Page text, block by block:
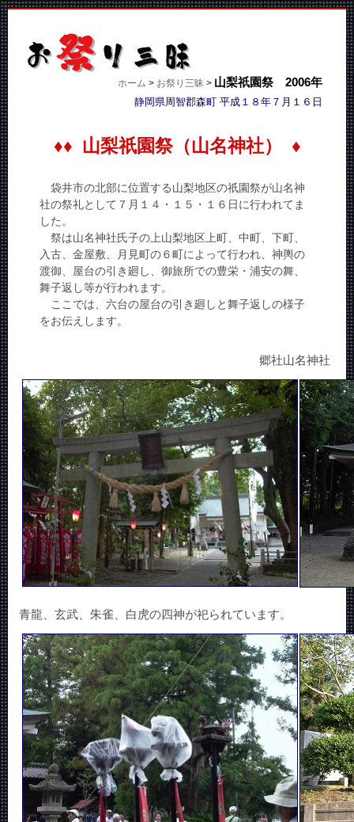
ホーム > お祭り三昧 > 山梨祇園祭 2006年
静岡県周智郡森町 平成１８年７月１６日
♦♦ 山梨祇園祭（山名神社） ♦
袋井市の北部に位置する山梨地区の祇園祭が山名神
社の祭礼として７月１４・１５・１６日に行われてま
した。
祭は山名神社氏子の上山梨地区上町、中町、下町、
入古、金屋敷、月見町の６町によって行われ、神輿の
渡御、屋台の引き廻し、御旅所での豊栄・浦安の舞、
舞子返し等が行われます。
ここでは、六台の屋台の引き廻しと舞子返しの様子
をお伝えします。
郷社山名神社
青龍、玄武、朱雀、白虎の四神が祀られています。